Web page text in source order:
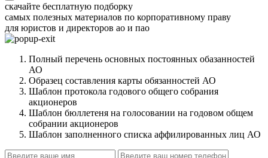
скачайте бесплатную подборку
самых полезных материалов по корпоративному праву
для юристов и директоров ао и пао
Полный перечень основных постоянных обазанностей
АО
Образец составления карты обязанностей АО
Шаблон протокола годового общего собрания
акционеров
Шаблон бюллетеня на голосовании на годовом общем
собрании акционеров
Шаблон заполненного списка аффилированных лиц АО